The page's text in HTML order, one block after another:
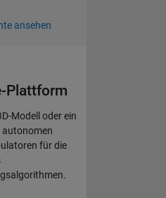
ansehen
Plattform
Modell oder ein
autonomen
für die